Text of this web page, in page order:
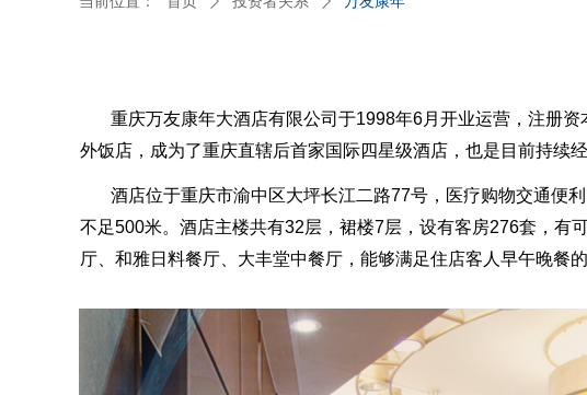
重庆万友康年大酒店有限公司于1998年6月开业运营，注册
外饭店，成为了重庆直辖后首家国际四星级酒店，也是目前持续
酒店位于重庆市渝中区大坪长江二路77号，医疗购物交通便利
不足500米。酒店主楼共有32层，裙楼7层，设有客房276套，有
厅、和雅日料餐厅、大丰堂中餐厅，能够满足住店客人早午晚餐